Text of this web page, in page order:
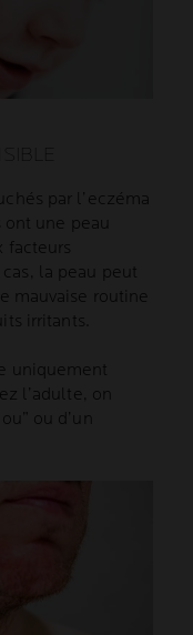
par l’eczéma
une peau
la peau peut
mauvaise routine
irritants.
uniquement
l’adulte, on
ou d’un